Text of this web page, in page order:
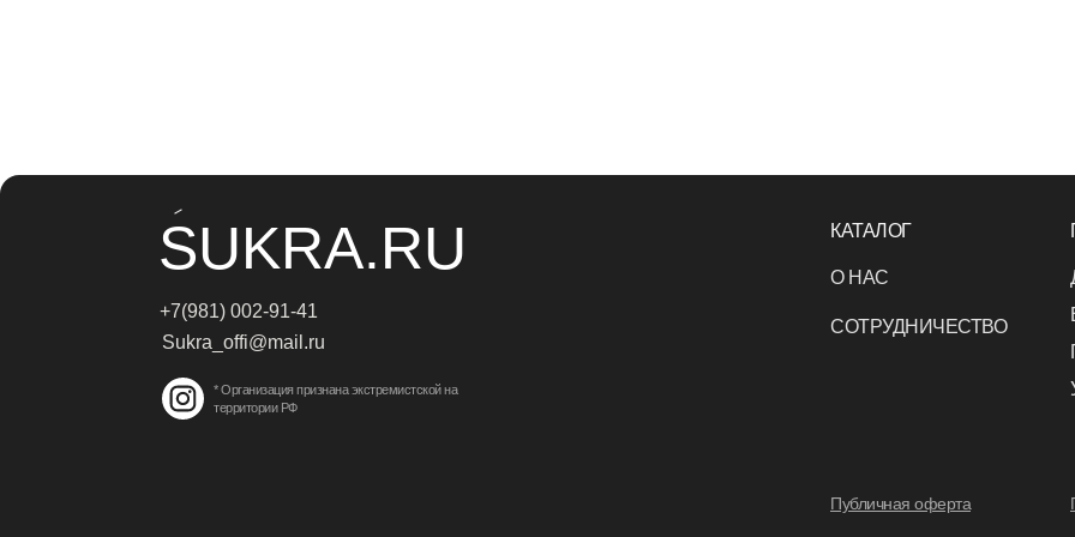
SUKRA.RU
* Организация признана экстремистской на
территории РФ
+7(981) 002-91-41
Sukra_offi@mail.ru
Публичная оферта
О НАС
КАТАЛОГ
СОТРУДНИЧЕСТВО